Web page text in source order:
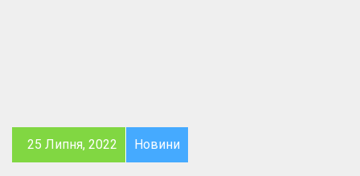
25 Липня, 2022 Новини